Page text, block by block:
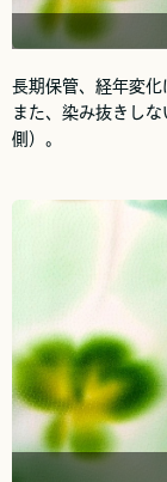
長期保管、経年変化
また、染み抜きし
側）。